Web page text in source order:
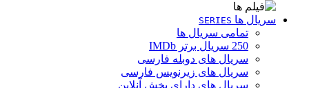
سریال ها SERIES
تمامی سریال ها
250 سریال برتر IMDb
سریال های دوبله فارسی
سریال های زیرنویس فارسی
سریال های دارای پخش آنلاین